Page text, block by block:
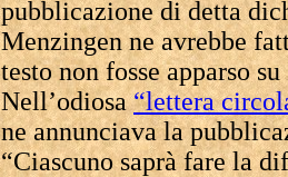
pubblicazione di detta
Menzingen ne avrebbe
testo non fosse apparso
Nell’odiosa“lettera
ne annunciava la
“Ciascuno saprà fare la